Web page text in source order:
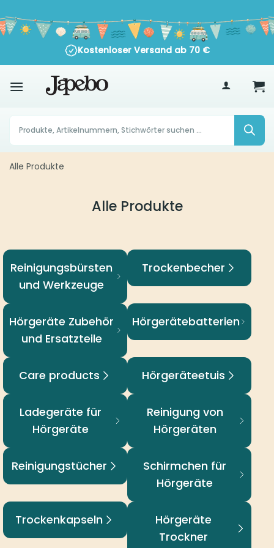
Inhalt
springen
Kostenloser Versand ab70€
Products
search
Alle Produkte
Alle Produkte
Reinigungsbürsten
und Werkzeuge
Trockenbecher
Hörgeräte Zubehör
und Ersatzteile
Hörgerätebatterien
Care products Hörgeräteetuis
Ladegeräte für
Hörgeräte
Reinigung von
Hörgeräten
Reinigungstücher
Schirmchen für
Hörgeräte
Trockenkapseln Hörgeräte Trockner